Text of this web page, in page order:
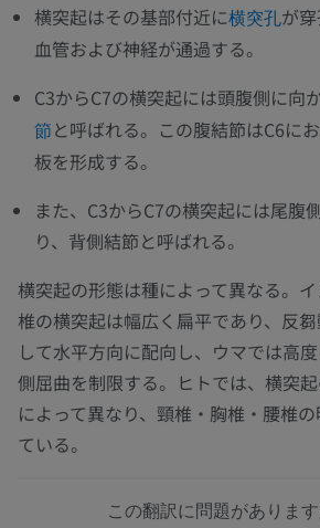
横突起はその基部付近に横突孔が
血管および神経が通過する。
C3からC7の横突起には頭腹側に向
節と呼ばれる。この腹結節はC6に
板を形成する。
また、C3からC7の横突起には尾腹
り、背側結節と呼ばれる。
横突起の形態は種によって異なる。
椎の横突起は幅広く扁平であり、反
して水平方向に配向し、ウマでは高
側屈曲を制限する。ヒトでは、横突
によって異なり、頸椎・胸椎・腰椎
ている。
この翻訳に問題があります